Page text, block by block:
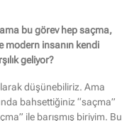
bu görev hep saçma,
modern insanın kendi
geliyor?
düşünebiliriz. Ama
bahsettiğiniz “saçma”
ile barışmış biriyim. Bu